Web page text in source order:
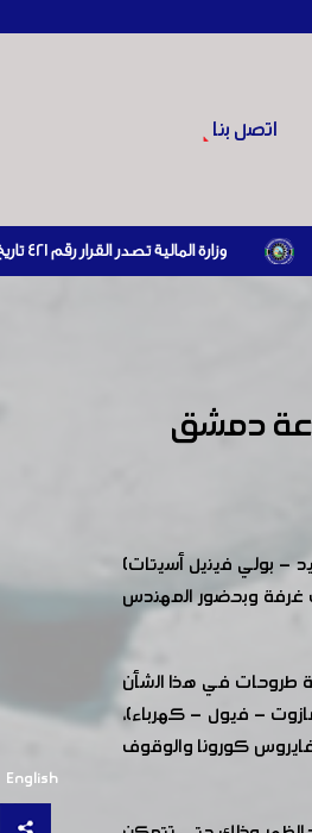
اتصل بنا
وزارة المالية تصدر القرار رقم 421 تاريخ 24/3/2026 المتضمن الزام المستوردين بإبراز براءة ذمة مالية سارية صادرة عن الهيئة العامة للضرائب والرسوم أو مديرياتها عند القيام بعمليات الاستيراد
English
دمشق
- بولي فينيل أسيتات)
وبحضور المهندس
طروحات في هذا الشأن
- فيول - كهرباء)،
كورونا والوقوف